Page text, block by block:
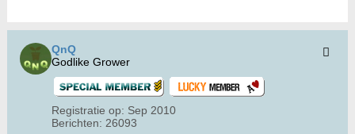
QnQ
Godlike Grower
Registratie op: Sep 2010
Berichten: 26093